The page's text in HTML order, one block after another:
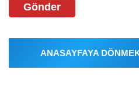
Gönder
ANASAYFAYA